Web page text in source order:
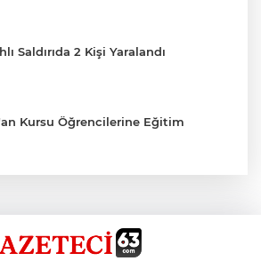
Saldırıda 2 Kişi Yaralandı
Kursu Öğrencilerine Eğitim
Mahmut Gülel Dönemi